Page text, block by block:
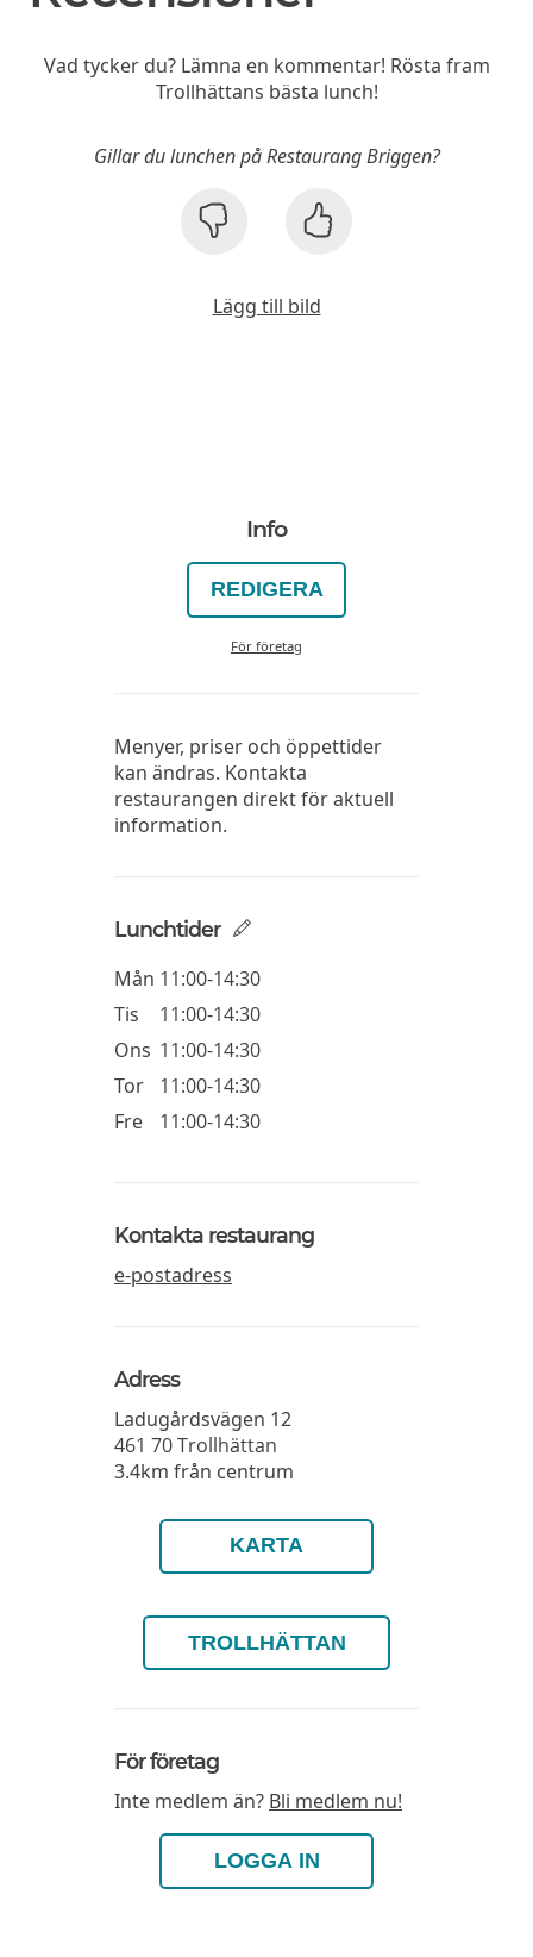
Vad tycker du? Lämna en kommentar! Rösta fram
Trollhättans bästa lunch!
Gillar du lunchen på Restaurang Briggen?
Lägg till bild
Info
REDIGERA
För företag
Menyer, priser och öppettider
kan ändras. Kontakta
restaurangen direkt för aktuell
information.
Lunchtider
Mån 11:00-14:30
Tis
11:00-14:30
Ons 11:00-14:30
Tor
11:00-14:30
Fre
11:00-14:30
Kontakta restaurang
e-postadress
Adress
Ladugårdsvägen 12
461 70Trollhättan
3.4km från centrum
KARTA
TROLLHÄTTAN
För företag
Inte medlem än? Bli medlem nu!
LOGGA IN